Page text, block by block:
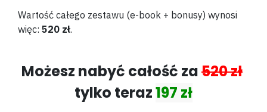
Wartość całego zestawu (e-book + bonusy) wynosi
więc: 520 zł.
Możesz nabyć całość za520 zł
tylko teraz197 zł